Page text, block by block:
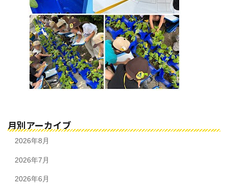
月別アーカイブ
2026年8月
2026年7月
2026年6月